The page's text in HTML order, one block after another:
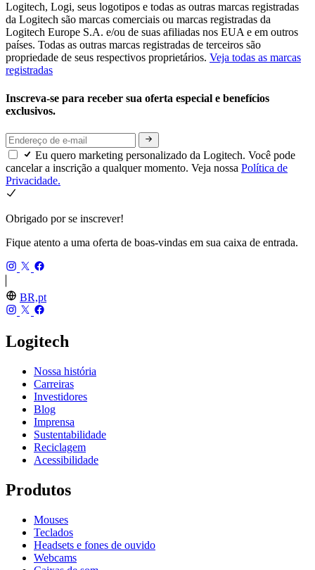
Logitech, Logi, seus logotipos e todas as outras marcas registradas
da Logitech são marcas comerciais ou marcas registradas da
Logitech Europe S.A. e/ou de suas afiliadas nos EUA e em outros
países. Todas as outras marcas registradas de terceiros são
propriedade de seus respectivos proprietários. Veja todas as marcas
registradas
Inscreva-se para receber sua oferta especial e benefícios
exclusivos.
Eu quero marketing personalizado da Logitech. Você pode
cancelar a inscrição a qualquer momento. Veja nossa Política de
Privacidade.
Obrigado por se inscrever!
Fique atento a uma oferta de boas-vindas em sua caixa de entrada.
BR,pt
Logitech
Nossa história
Carreiras
Investidores
Blog
Imprensa
Sustentabilidade
Reciclagem
Acessibilidade
Produtos
Mouses
Teclados
Headsets e fones de ouvido
Webcams